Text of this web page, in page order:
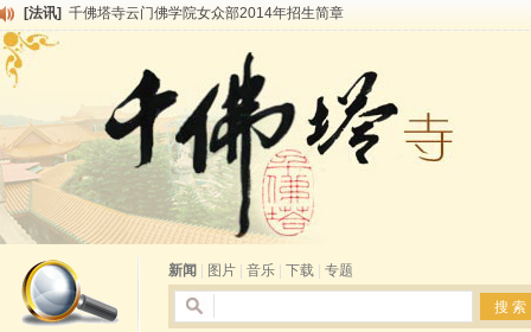
[法讯] 千佛塔寺兴建佛学院综合大楼缘起
[法讯]
千佛塔寺阅藏堂周末阅藏报名通知
清明节祭祖报恩地藏法会
[法讯]
本寺方丈上明下慧尼和尚开讲《六祖坛经》
[法讯] 2015-3-26师父于法堂对大众的开示
[法讯]
广东千佛塔寺云门佛学院女众部 2016年招生简章
[法讯]
恭请海涛法师莅临千佛塔寺弘法
[法讯]
2014年七月大法会 祈福息灾地藏七 冥阳两利普渡群蒙盂兰盆
[法讯] 千佛塔寺云门佛学院女众部2014年招生简章
新闻
图片 音乐 下载 专题